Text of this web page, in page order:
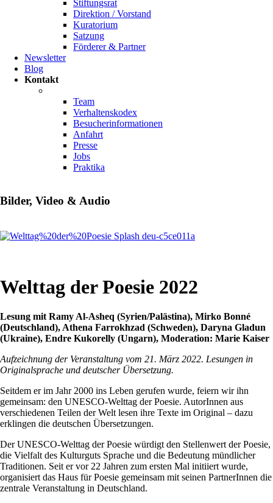
Stiftungsrat
Direktion / Vorstand
Kuratorium
Satzung
Förderer & Partner
Newsletter
Blog
Kontakt
Team
Verhaltenskodex
Besucherinformationen
Anfahrt
Presse
Jobs
Praktika
Bilder, Video & Audio
Welttag der Poesie 2022
Lesung mit Ramy Al-Asheq (Syrien/Palästina), Mirko Bonné
(Deutschland), Athena Farrokhzad (Schweden), Daryna Gladun
(Ukraine), Endre Kukorelly (Ungarn), Moderation: Marie Kaiser
Aufzeichnung der Veranstaltung vom 21. März 2022. Lesungen in
Originalsprache und deutscher Übersetzung.
Seitdem er im Jahr 2000 ins Leben gerufen wurde, feiern wir ihn
gemeinsam: den UNESCO-Welttag der Poesie. AutorInnen aus
verschiedenen Teilen der Welt lesen ihre Texte im Original – dazu
erklingen die deutschen Übersetzungen.
Der UNESCO-Welttag der Poesie würdigt den Stellenwert der Poesie,
die Vielfalt des Kulturguts Sprache und die Bedeutung mündlicher
Traditionen. Seit er vor 22 Jahren zum ersten Mal initiiert wurde,
organisiert das Haus für Poesie gemeinsam mit seinen PartnerInnen die
zentrale Veranstaltung in Deutschland.